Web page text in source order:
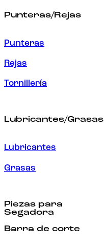
Punteras/Rejas
Punteras
Rejas
Tornillería
Lubricantes/Grasas
Lubricantes
Grasas
Piezas para
Segadora
Barra de corte